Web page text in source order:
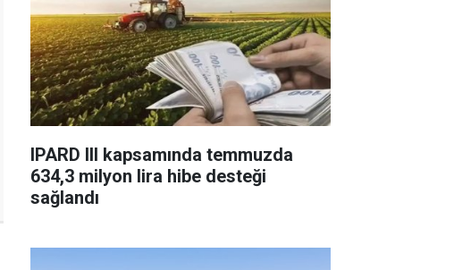
IPARD III kapsamında temmuzda
634,3 milyon lira hibe desteği
sağlandı